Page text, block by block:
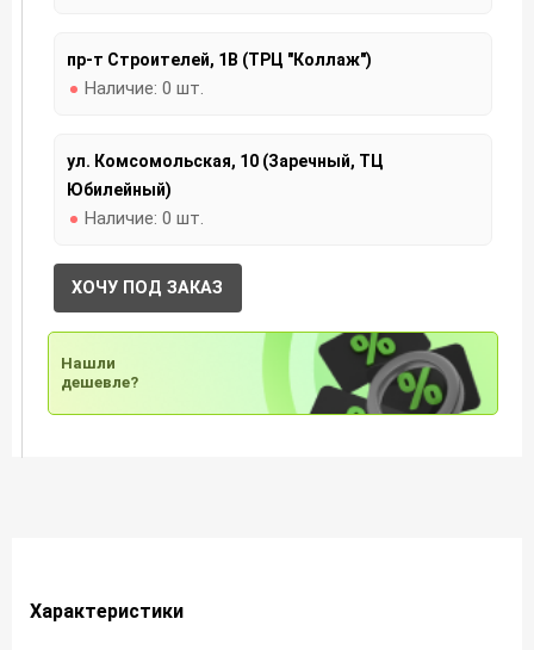
пр-т Строителей, 1В (ТРЦ "Коллаж")
Наличие: 0 шт.
ул. Комсомольская, 10 (Заречный, ТЦ
Юбилейный)
Наличие: 0 шт.
ХОЧУ ПОД ЗАКАЗ
Нашли
дешевле?
Характеристики